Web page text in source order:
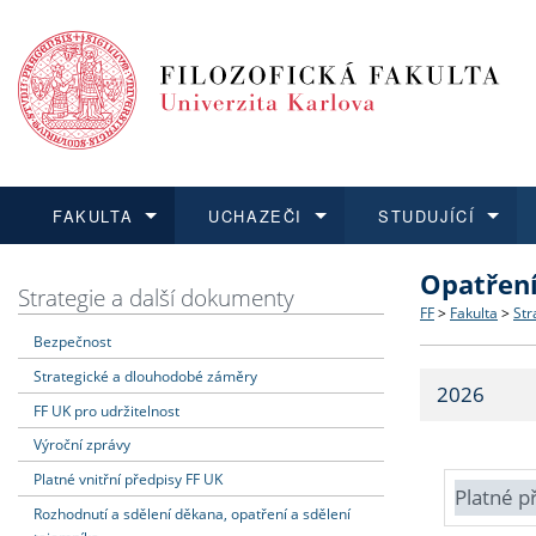
FAKULTA
Dozvědět se více
Struktura
Strategie
Fakultní
UCHAZEČI
Podat přihlášku
Co
Učitelské
STUDUJÍCÍ
Dozvědět se více
Dozvědět se více
O vědě a
Dozvědět se více
Aktuální
Strategie a další dokumenty
Bezpečnost
Strategické a dlouhodobé záměry
FF UK pro udržitelnost
Výroční zprávy
Platné vnitřní předpisy FF UK
Rozhodnutí a sdělení děkana, opatření a sdělení
FF > Fakulta >
2026
Platné